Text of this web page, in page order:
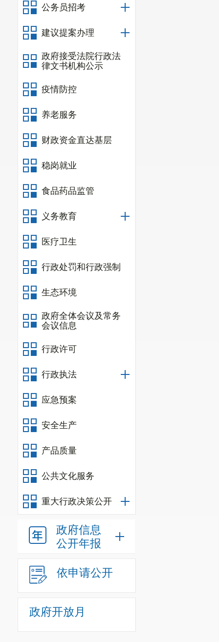
公务员招考
建议提案办理
政府接受法院行政法
律文书机构公示
疫情防控
养老服务
财政资金直达基层
稳岗就业
食品药品监管
义务教育
医疗卫生
行政处罚和行政强制
生态环境
政府全体会议及常务
会议信息
行政许可
行政执法
应急预案
安全生产
产品质量
公共文化服务
重大行政决策公开
政府信息
公开年报
依申请公开
政府开放月